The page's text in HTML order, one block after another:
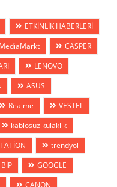
ETKİNLİK HABERLERİ
MediaMarkt
CASPER
LENOVO
ASUS
Realme
VESTEL
kablosuz kulaklık
trendyol
BİP
GOOGLE
CANON